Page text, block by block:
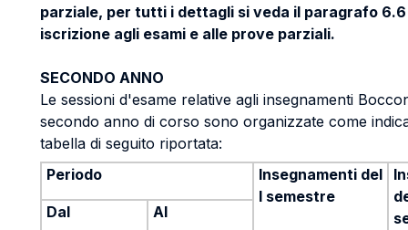
parziale, per tutti i dettagli si veda il paragrafo
iscrizione agli esami e alle prove parziali.
SECONDO ANNO
Le sessioni d'esame relative agli insegnamenti
secondo anno di corso sono organizzate come
tabella di seguito riportata:
Periodo
Insegnamenti del
I semestre
Dal Al